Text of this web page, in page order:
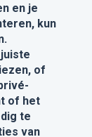
en je
kun
of
of het
te
van